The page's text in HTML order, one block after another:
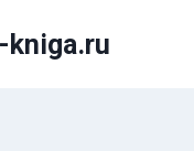
kniga.ru